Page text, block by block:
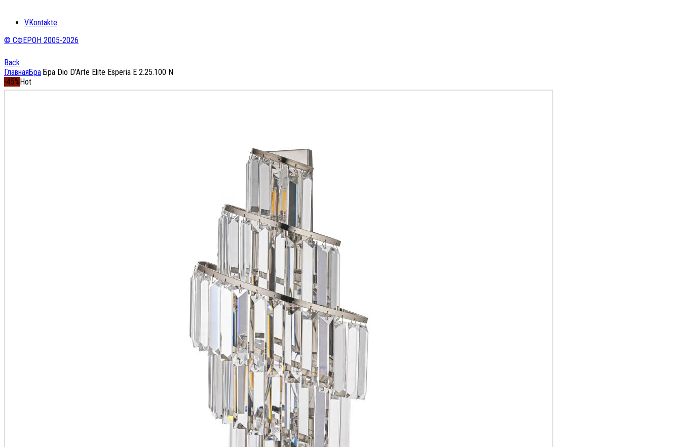
VKontakte
© СФЕРОН 2005-2026
Back
ГлавнаяБра Бра Dio D’Arte Elite Esperia E 2.25.100 N
-45% Hot